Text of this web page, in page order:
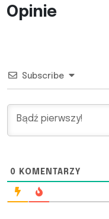
Opinie
Subscribe
0 KOMENTARZY